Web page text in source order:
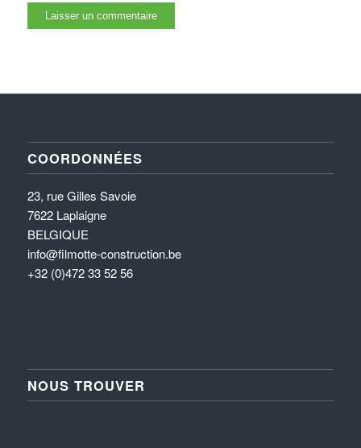
COORDONNÉES
23, rue Gilles Savoie
7622 Laplaigne
BELGIQUE
info@filmotte-construction.be
+32 (0)472 33 52 56
NOUS TROUVER